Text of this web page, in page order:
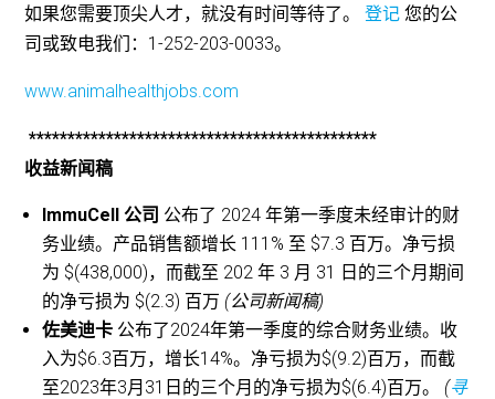
如果您需要顶尖人才，就没有时间等待了。登记 您的公
司或致电我们：1-252-203-0033。
www.animalhealthjobs.com
*********************************************
收益新闻稿
ImmuCell 公司 公布了 2024 年第一季度未经审计的财
务业绩。产品销售额增长 111% 至 $7.3 百万。净亏损
为 $(438,000)，而截至 202 年 3 月 31 日的三个月期间
的净亏损为 $(2.3) 百万 (公司新闻稿)
佐美迪卡 公布了2024年第一季度的综合财务业绩。收
入为$6.3百万，增长14%。净亏损为$(9.2)百万，而截
至2023年3月31日的三个月的净亏损为$(6.4)百万。
(寻